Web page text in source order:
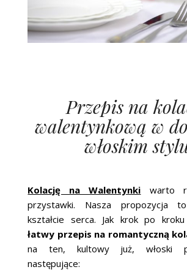
Przepis na
walentynkową w
włoskim
Kolację na Walentynki warto
przystawki. Nasza propozycja
kształcie serca. Jak krok po
łatwy przepis na romantyczną
na ten, kultowy już, włoski
następujące: